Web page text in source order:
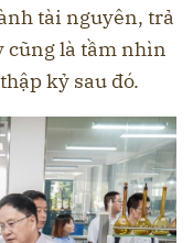
tài nguyên, trả
cũng là tầm nhìn
kỷ sau đó.